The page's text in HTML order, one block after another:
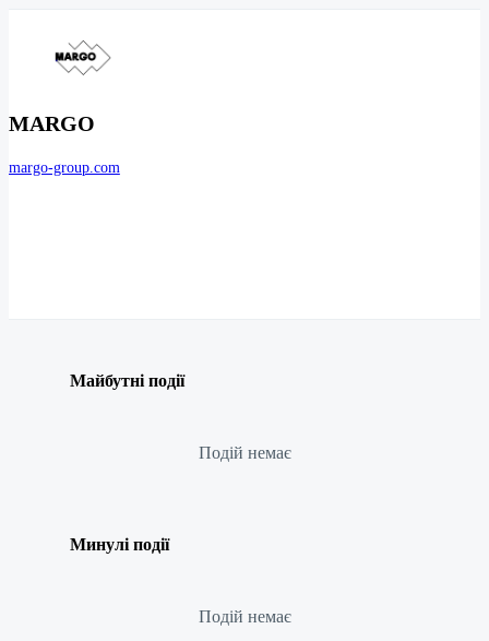
MARGO
margo-group.com
Майбутні події
Подій немає
Минулі події
Подій немає